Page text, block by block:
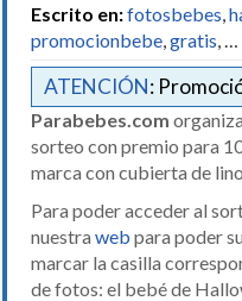
Escrito en:fotosbebes,
promocionbebe,gratis, …
ATENCIÓN:
Parabebes.com
sorteo con premio para
marca con cubierta de
Para poder acceder al
nuestra web para poder
marcar la casilla
de fotos: el bebé de